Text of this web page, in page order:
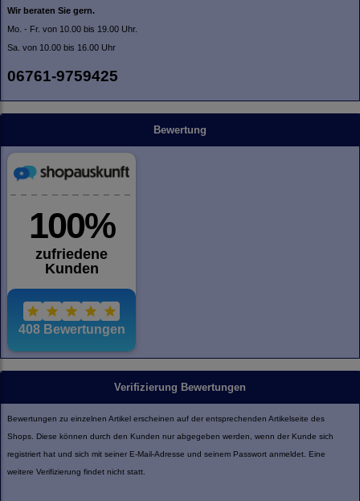
Wir beraten Sie gern.
Mo. - Fr. von 10.00 bis 19.00 Uhr.
Sa. von 10.00 bis 16.00 Uhr
06761-9759425
Bewertung
Verifizierung Bewertungen
Bewertungen zu einzelnen Artikel erscheinen auf der entsprechenden Artikelseite des
Shops. Diese können durch den Kunden nur abgegeben werden, wenn der Kunde sich
registriert hat und sich mit seiner E-Mail-Adresse und seinem Passwort anmeldet. Eine
weitere Verifizierung findet nicht statt.